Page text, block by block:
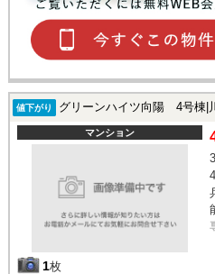
値下がり グリーンハイツ向陽 4号棟|川
マンション
1枚